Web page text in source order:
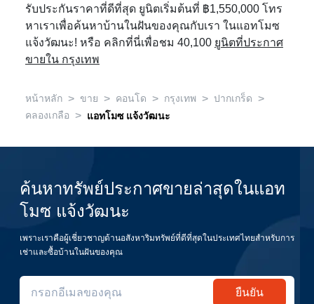
รับประกันราคาที่ดีที่สุด ยูนิตเริ่มต้นที่ ฿1,550,000 โทร
หาเราเพื่อค้นหาบ้านในฝันของคุณกับเรา ในแอทโมซ
แจ้งวัฒนะ! หรือ คลิกที่นี่เพื่อชม 40,100 ยูนิตที่ประกาศ
ขายใน กรุงเทพ
หน้าหลัก > ขาย > คอนโด > กรุงเทพ > ปากเกร็ด >
คลองเกลือ > แอทโมซ แจ้งวัฒนะ
ค้นหาทรัพย์ประกาศขายล่าสุดในแอท
โมซ แจ้งวัฒนะ
เพราะเราคือผู้เชี่ยวชาญด้านอสังหาริมทรัพย์ที่ดีที่สุดในประเทศไทยสำหรับการ
เช่าและซื้อบ้านในฝันของคุณ
ยืนยัน